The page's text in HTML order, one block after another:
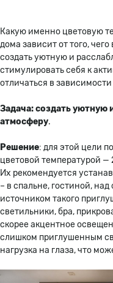
Какую именно цветовую
дома зависит от того,
создать уютную и
стимулировать себя к
отличаться в
Задача: создать
атмосферу.
Решение: для этой цели
цветовой температурой
Их рекомендуется
– в спальне, гостиной,
источником такого
светильники, бра,
скорее акцентное
слишком приглушенным
нагрузка на глаза, что